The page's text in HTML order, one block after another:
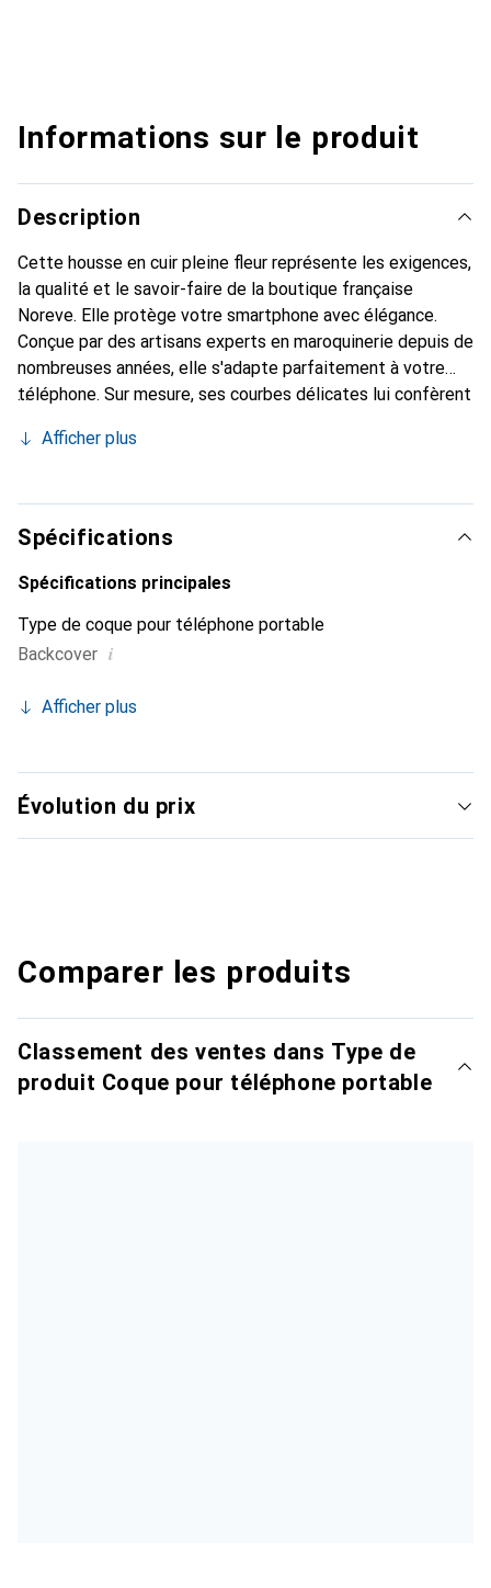
Informations sur le produit
Description
Cette housse en cuir pleine fleur représente les exigences,
la qualité et le savoir-faire de la boutique française
Noreve. Elle protège votre smartphone avec élégance.
Conçue par des artisans experts en maroquinerie depuis de
nombreuses années, elle s'adapte parfaitement à votre
téléphone. Sur mesure, ses courbes délicates lui confèrent
et indispensable pour votre smartphone. Reconnaître
marque Noreve est un choix sûr pour une clientèle
exigeante.
Afficher plus
Spécifications
Spécifications principales
Type de coque pour téléphone portable
Backcover i
Afficher plus
Évolution du prix
Comparer les produits
Classement des ventes dans Type de
produit Coque pour téléphone portable